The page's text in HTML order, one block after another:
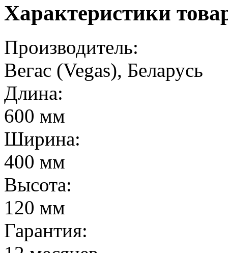
Характеристики
Производитель:
Вегас (Vegas), Беларусь
Длина:
600 мм
Ширина:
400 мм
Высота:
120 мм
Гарантия: